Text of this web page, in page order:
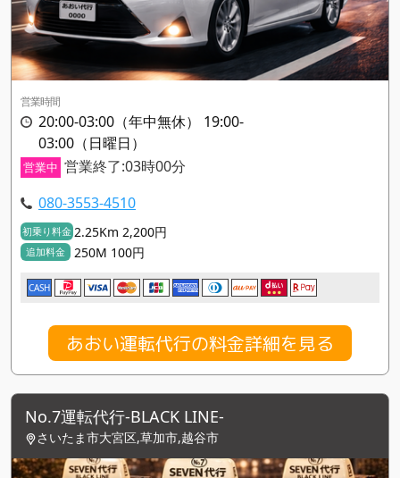
営業時間
20:00-03:00（年中無休） 19:00-
03:00（日曜日）
営業中 営業終了:03時00分
080-3553-4510
初乗り料金 2.25Km 2,200円
追加料金 250M 100円
CASH
あおい運転代行の料金詳細を見る
No.7運転代行-BLACK LINE-
さいたま市大宮区,草加市,越谷市